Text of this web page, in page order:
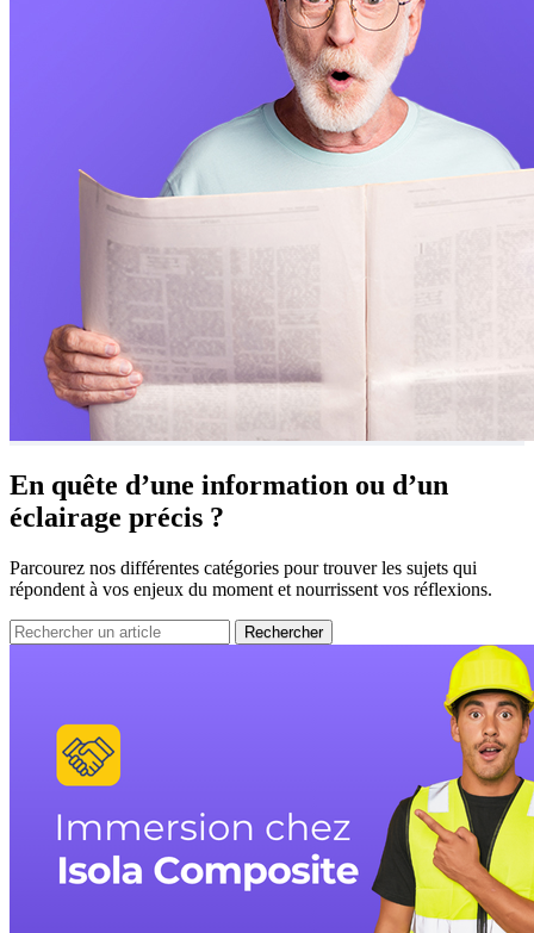
En quête d’une information ou d’un
éclairage précis ?
Parcourez nos différentes catégories pour trouver les sujets qui
répondent à vos enjeux du moment et nourrissent vos réflexions.
Rechercher